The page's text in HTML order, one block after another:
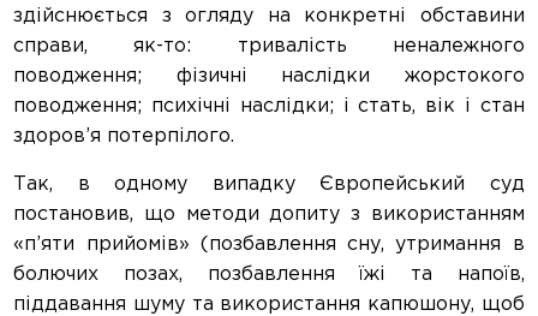
здійснюється з огляду на конкретні обставини
справи, як-то: тривалість неналежного
поводження; фізичні наслідки жорстокого
поводження; психічні наслідки; і стать, вік і стан
здоров’я потерпілого.
Так, в одному випадку Європейський суд
постановив, що методи допиту з використанням
«п’яти прийомів» (позбавлення сну, утримання в
болючих позах, позбавлення їжі та напоїв,
піддавання шуму та використання капюшону, щоб